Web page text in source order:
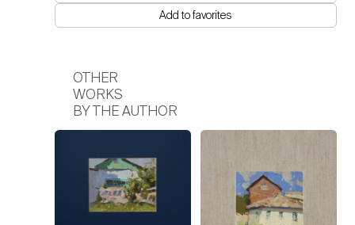
Add to favorites
OTHER
WORKS
BY THE AUTHOR